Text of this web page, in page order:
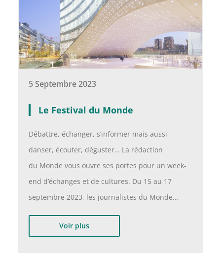
5 Septembre 2023
Le Festival du Monde
Débattre, échanger, s’informer mais aussi
danser, écouter, déguster… La rédaction
du Monde vous ouvre ses portes pour un week-
end d’échanges et de cultures. Du 15 au 17
septembre 2023, les journalistes du Monde…
Voir plus